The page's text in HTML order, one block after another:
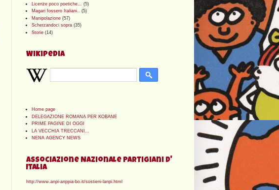
Licenze poco poetiche...
(5)
Magari fossero Italiani.. (5)
Manipolazione (57)
Scherzandoci sopra (35)
Storie (14)
Wikipedia
Home page
DELEGAZIONE ROMANA PER KOBANE
PRIME PAGINE DI OGGI
LA VECCHIA TRECCANI...
NENA AGENCY NEWS
Associazione Nazionale Partigiani d'
Italia
http://www.anpi-anppia-bo.it/sostieni-lanpi.html